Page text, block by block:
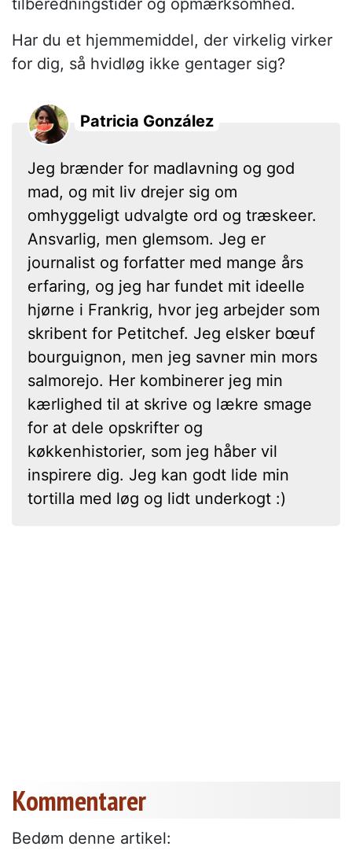
tilberedningstider og opmærksomhed.
Har du et hjemmemiddel, der virkelig virker
for dig, så hvidløg ikke gentager sig?
Patricia González
Jeg brænder for madlavning og god
mad, og mit liv drejer sig om
omhyggeligt udvalgte ord og træskeer.
Ansvarlig, men glemsom. Jeg er
journalist og forfatter med mange års
erfaring, og jeg har fundet mit ideelle
hjørne i Frankrig, hvor jeg arbejder som
skribent for Petitchef. Jeg elsker bœuf
bourguignon, men jeg savner min mors
salmorejo. Her kombinerer jeg min
kærlighed til at skrive og lækre smage
for at dele opskrifter og
køkkenhistorier, som jeg håber vil
inspirere dig. Jeg kan godt lide min
tortilla med løg og lidt underkogt :)
Kommentarer
Bedøm denne artikel: